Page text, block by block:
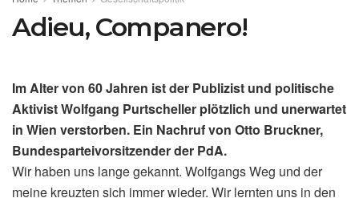
Adieu, Companero!
Im Alter von 60 Jahren ist der Publizist und politische
Aktivist Wolfgang Purtscheller plötzlich und unerwartet
in Wien verstorben. Ein Nachruf von Otto Bruckner,
Bundesparteivorsitzender der PdA.
Wir haben uns lange gekannt. Wolfgangs Weg und der
meine kreuzten sich immer wieder. Wir lernten uns in den